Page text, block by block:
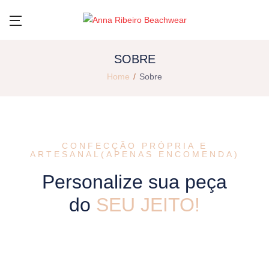
SOBRE
Home Sobre
CONFECÇÃO PRÓPRIA E
ARTESANAL(APENAS ENCOMENDA)
Personalize sua peça
do SEU JEITO!